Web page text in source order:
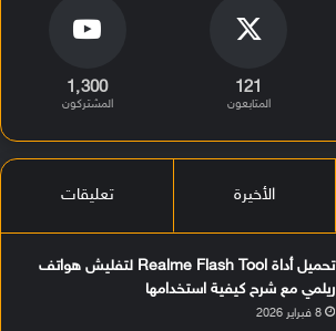
121
المتابعون
1٬300
المشتركون
الأخيرة تعليقات
تحميل أداة Realme Flash Tool لتفليش هواتف
ريلمي مع شرح كيفية استخدامها
8 فبراير 2026